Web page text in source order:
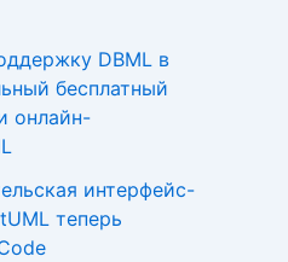
DBML в
бесплатный
онлайн-
интерфейс-
теперь